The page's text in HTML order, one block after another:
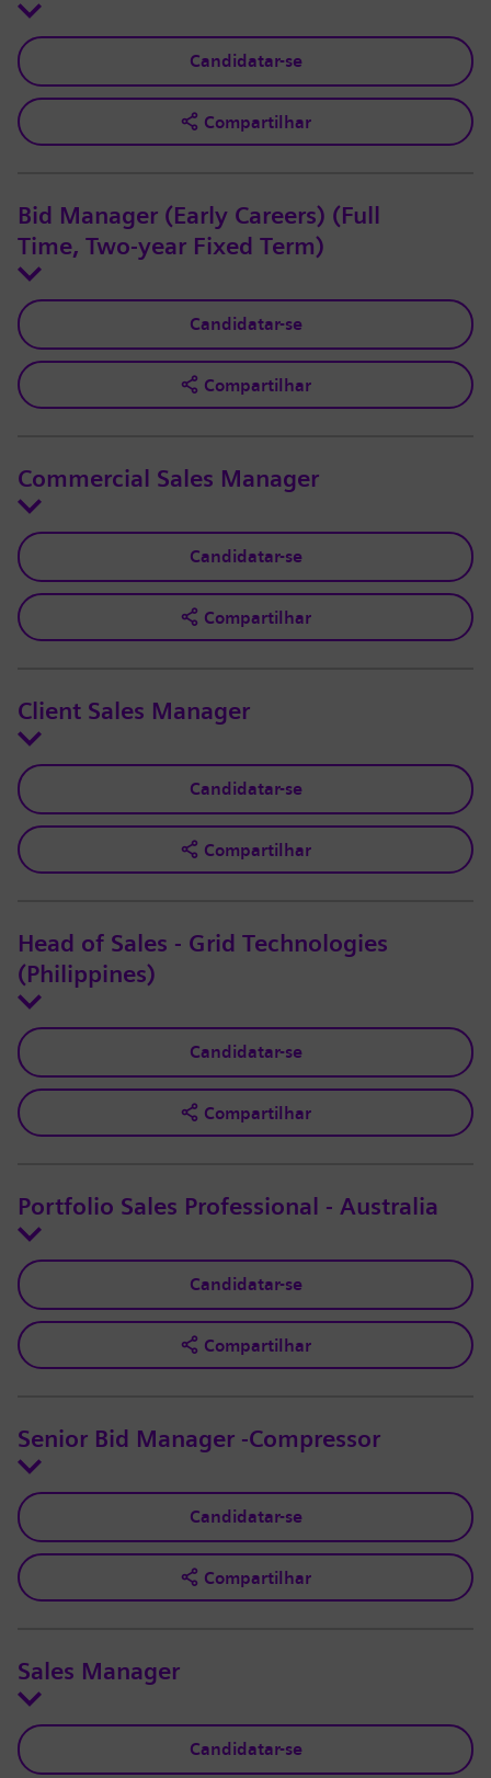
Candidatar-se
Compartilhar
Bid Manager (Early Careers) (Full
Time, Two-year Fixed Term)
Candidatar-se
Compartilhar
Commercial Sales Manager
Candidatar-se
Compartilhar
Client Sales Manager
Candidatar-se
Compartilhar
Head of Sales - Grid Technologies
(Philippines)
Candidatar-se
Compartilhar
Portfolio Sales Professional - Australia
Candidatar-se
Compartilhar
Senior Bid Manager -Compressor
Candidatar-se
Compartilhar
Sales Manager
Candidatar-se